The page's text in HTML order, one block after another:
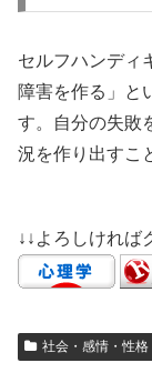
セルフハンディ
障害を作る」と
す。自分の失敗
況を作り出すこ
↓↓よろしければ
社会・感情・性格